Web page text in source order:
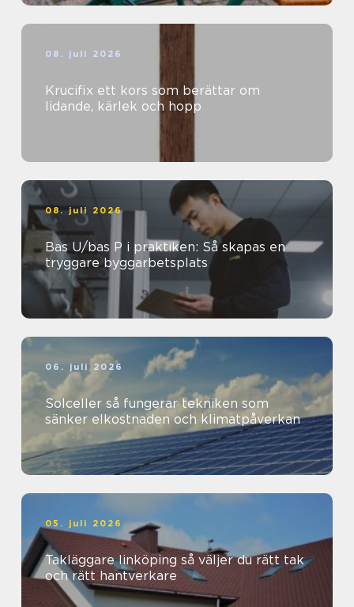
08. juli 2026
Krucifix ett kors som berättar om
lidande, kärlek och hopp
08. juli 2026
Bas U/bas P i praktiken: Så skapas en
tryggare byggarbetsplats
06. juli 2026
Solceller så fungerar tekniken som
sänker elkostnaden och klimatpåverkan
05. juli 2026
Takläggare linköping så väljer du rätt tak
och rätt hantverkare